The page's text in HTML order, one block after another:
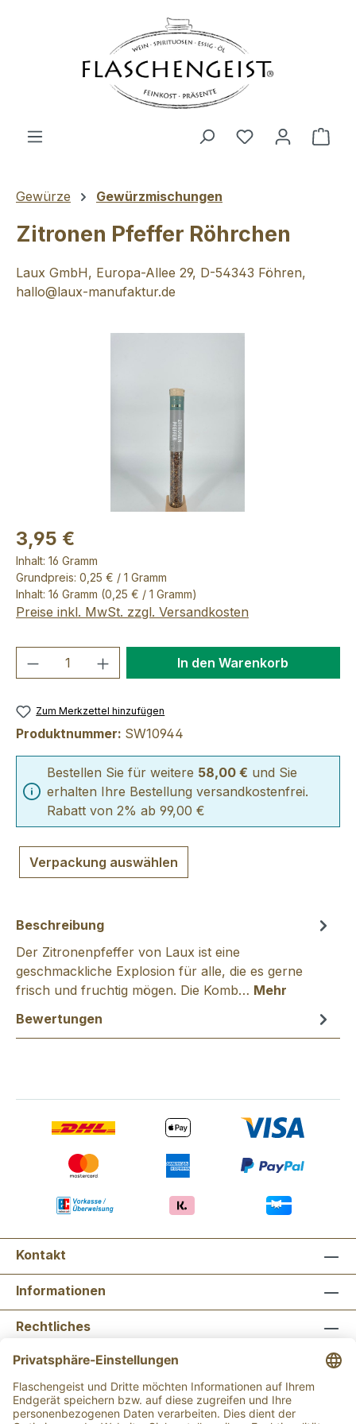
Du hast 0
Gewürze Gewürzmischungen
Zitronen Pfeffer Röhrchen
Laux GmbH, Europa-Allee 29, D-54343 Föhren,
hallo@laux-manufaktur.de
3,95 €
Inhalt: 16 Gramm
Grundpreis: 0,25 € / 1 Gramm
Inhalt: 16 Gramm (0,25 € / 1 Gramm)
Preise inkl. MwSt. zzgl. Versandkosten
Produkt Anzahl: Gib denIn den Warenkorb
Zum Merkzettel hinzufügen
Produktnummer: SW10944
Bestellen Sie für weitere 58,00 € und Sie
erhalten Ihre Bestellung versandkostenfrei.
Rabatt von 2% ab 99,00 €
Verpackung auswählen
Beschreibung
Der Zitronenpfeffer von Laux ist eine
geschmackliche Explosion für alle, die es gerne
frisch und fruchtig mögen. Die Komb… Mehr
Bewertungen
Kontakt
Informationen
Rechtliches
Newsletter abonnieren